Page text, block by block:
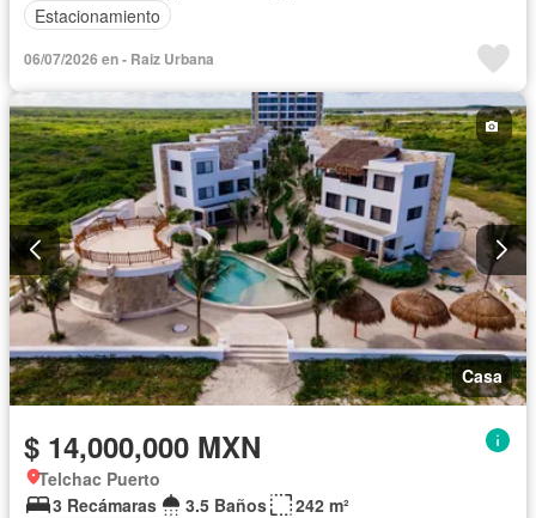
Estacionamiento
06/07/2026 en - Raiz Urbana
Casa
$ 14,000,000 MXN
Telchac Puerto
3 Recámaras
3.5 Baños
242 m²